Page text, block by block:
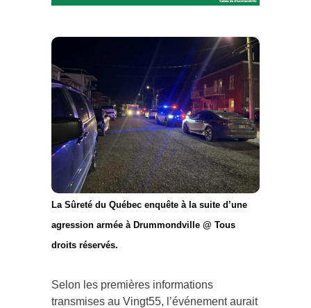
La Sûreté du Québec enquête à la suite d’une
agression armée à Drummondville @ Tous
droits réservés.
Selon les premières informations
transmises au Vingt55, l’événement aurait